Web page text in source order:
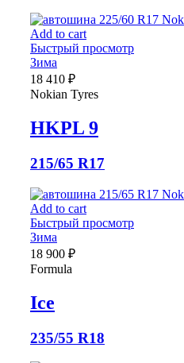
Add to cart
Быстрый просмотр
Зима
18 410 ₽
Nokian Tyres
HKPL 9
215/65 R17
Add to cart
Быстрый просмотр
Зима
18 900 ₽
Formula
Ice
235/55 R18